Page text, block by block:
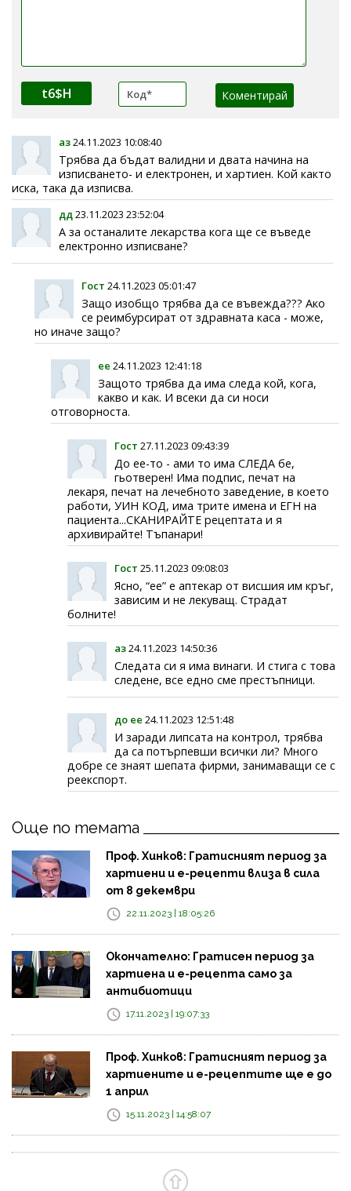
t6$H
аз24.11.2023 10:08:40
Трябва да бъдат валидни и двата начина на
изписването- и електронен, и хартиен. Кой както
иска, така да изписва.
дд23.11.2023 23:52:04
А за останалите лекарства кога ще се въведе
електронно изписване?
Гост 24.11.2023 05:01:47
Защо изобщо трябва да се въвежда??? Ако
се реимбурсират от здравната каса - може,
но иначе защо?
ее 24.11.2023 12:41:18
Защото трябва да има следа кой, кога,
какво и как. И всеки да си носи
отговорноста.
Гост 27.11.2023 09:43:39
До ее-то - ами то има СЛЕДА бе,
гьотверен! Има подпис, печат на
лекаря, печат на лечебното заведение, в което
работи, УИН КОД, има трите имена и ЕГН на
пациента...СКАНИРАЙТЕ рецептата и я
архивирайте! Тъпанари!
Гост 25.11.2023 09:08:03
Ясно, “ee” е аптекар от висшия им кръг,
зависим и не лекуващ. Страдат
болните!
аз24.11.2023 14:50:36
Следата си я има винаги. И стига с това
следене, все едно сме престъпници.
до ее 24.11.2023 12:51:48
И заради липсата на контрол, трябва
да са потърпевши всички ли? Много
добре се знаят шепата фирми, занимаващи се с
реекспорт.
Още по темата
Проф. Хинков: Гратисният период за
хартиени и е-рецепти влиза в сила
от 8 декември
22.11.2023 | 18:05:26
Окончателно: Гратисен период за
хартиена и е-рецепта само за
антибиотици
17.11.2023 | 19:07:33
Проф. Хинков: Гратисният период за
хартиените и е-рецептите ще е до
1 април
15.11.2023 | 14:58:07